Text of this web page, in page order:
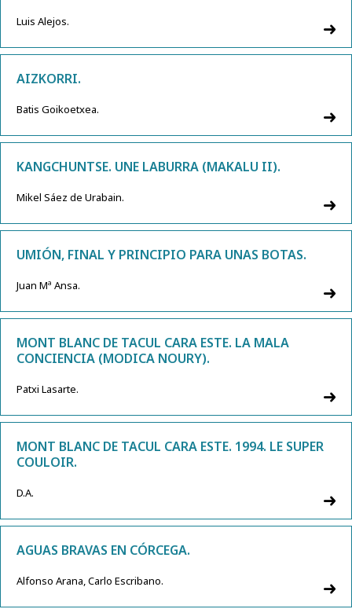
Luis Alejos.
AIZKORRI.
Batis Goikoetxea.
KANGCHUNTSE. UNE LABURRA (MAKALU II).
Mikel Sáez de Urabain.
UMIÓN, FINAL Y PRINCIPIO PARA UNAS BOTAS.
Juan Mª Ansa.
MONT BLANC DE TACUL CARA ESTE. LA MALA
CONCIENCIA (MODICA NOURY).
Patxi Lasarte.
MONT BLANC DE TACUL CARA ESTE. 1994. LE SUPER
COULOIR.
D.A.
AGUAS BRAVAS EN CÓRCEGA.
Alfonso Arana, Carlo Escribano.